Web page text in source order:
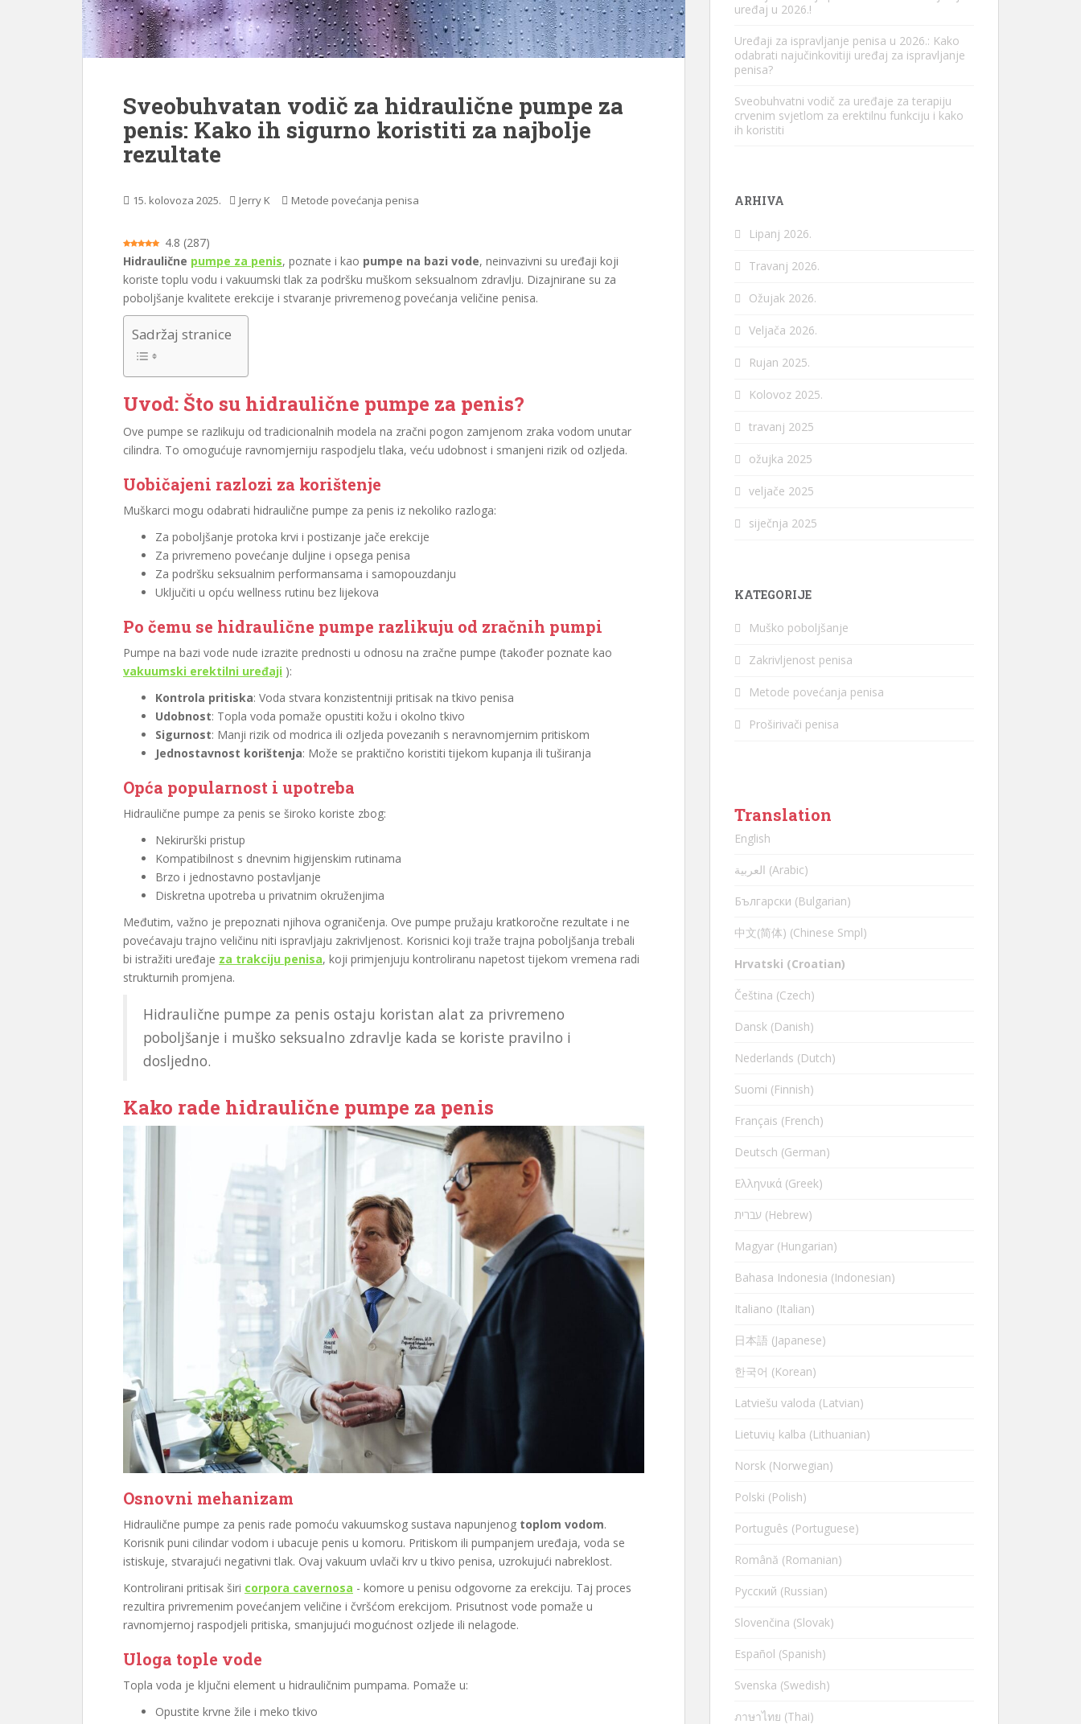
Sveobuhvatan vodič za hidraulične pumpe za
penis: Kako ih sigurno koristiti za najbolje
rezultate
15. kolovoza 2025. Jerry K Metode povećanja penisa
4.8 (287)
Hidraulične pumpe za penis, poznate i kao pumpe na bazi vode, neinvazivni su uređaji koji
koriste toplu vodu i vakuumski tlak za podršku muškom seksualnom zdravlju. Dizajnirane su za
poboljšanje kvalitete erekcije i stvaranje privremenog povećanja veličine penisa.
Sadržaj stranice
Uvod: Što su hidraulične pumpe za penis?
Ove pumpe se razlikuju od tradicionalnih modela na zračni pogon zamjenom zraka vodom unutar
cilindra. To omogućuje ravnomjerniju raspodjelu tlaka, veću udobnost i smanjeni rizik od ozljeda.
Uobičajeni razlozi za korištenje
Muškarci mogu odabrati hidraulične pumpe za penis iz nekoliko razloga:
Za poboljšanje protoka krvi i postizanje jače erekcije
Za privremeno povećanje duljine i opsega penisa
Za podršku seksualnim performansama i samopouzdanju
Uključiti u opću wellness rutinu bez lijekova
Po čemu se hidraulične pumpe razlikuju od zračnih pumpi
Pumpe na bazi vode nude izrazite prednosti u odnosu na zračne pumpe (također poznate kao
vakuumski erektilni uređaji ):
Kontrola pritiska: Voda stvara konzistentniji pritisak na tkivo penisa
Udobnost: Topla voda pomaže opustiti kožu i okolno tkivo
Sigurnost: Manji rizik od modrica ili ozljeda povezanih s neravnomjernim pritiskom
Jednostavnost korištenja: Može se praktično koristiti tijekom kupanja ili tuširanja
Opća popularnost i upotreba
Hidraulične pumpe za penis se široko koriste zbog:
Nekirurški pristup
Kompatibilnost s dnevnim higijenskim rutinama
Brzo i jednostavno postavljanje
Diskretna upotreba u privatnim okruženjima
Međutim, važno je prepoznati njihova ograničenja. Ove pumpe pružaju kratkoročne rezultate i ne
povećavaju trajno veličinu niti ispravljaju zakrivljenost. Korisnici koji traže trajna poboljšanja trebali
bi istražiti uređaje za trakciju penisa, koji primjenjuju kontroliranu napetost tijekom vremena radi
strukturnih promjena.
Hidraulične pumpe za penis ostaju koristan alat za privremeno
poboljšanje i muško seksualno zdravlje kada se koriste pravilno i
dosljedno.
Kako rade hidraulične pumpe za penis
Osnovni mehanizam
Hidraulične pumpe za penis rade pomoću vakuumskog sustava napunjenog toplom vodom.
Korisnik puni cilindar vodom i ubacuje penis u komoru. Pritiskom ili pumpanjem uređaja, voda se
istiskuje, stvarajući negativni tlak. Ovaj vakuum uvlači krv u tkivo penisa, uzrokujući nabreklost.
Kontrolirani pritisak širi corpora cavernosa - komore u penisu odgovorne za erekciju. Taj proces
rezultira privremenim povećanjem veličine i čvršćom erekcijom. Prisutnost vode pomaže u
ravnomjernoj raspodjeli pritiska, smanjujući mogućnost ozljede ili nelagode.
Uloga tople vode
Topla voda je ključni element u hidrauličnim pumpama. Pomaže u:
Opustite krvne žile i meko tkivo
uređaj u 2026.!
Uređaji za ispravljanje penisa u 2026.: Kako
odabrati najučinkovitiji uređaj za ispravljanje
penisa?
Sveobuhvatni vodič za uređaje za terapiju
crvenim svjetlom za erektilnu funkciju i kako
ih koristiti
ARHIVA
Lipanj 2026.
Travanj 2026.
Ožujak 2026.
Veljača 2026.
Rujan 2025.
Kolovoz 2025.
travanj 2025
ožujka 2025
veljače 2025
siječnja 2025
KATEGORIJE
Muško poboljšanje
Zakrivljenost penisa
Metode povećanja penisa
Proširivači penisa
Translation
English
العربية (Arabic)
Български (Bulgarian)
中文(简体) (Chinese Smpl)
Hrvatski (Croatian)
Čeština (Czech)
Dansk (Danish)
Nederlands (Dutch)
Suomi (Finnish)
Français (French)
Deutsch (German)
Ελληνικά (Greek)
עברית (Hebrew)
Magyar (Hungarian)
Bahasa Indonesia (Indonesian)
Italiano (Italian)
日本語 (Japanese)
한국어 (Korean)
Latviešu valoda (Latvian)
Lietuvių kalba (Lithuanian)
Norsk (Norwegian)
Polski (Polish)
Português (Portuguese)
Română (Romanian)
Русский (Russian)
Slovenčina (Slovak)
Español (Spanish)
Svenska (Swedish)
ภาษาไทย (Thai)